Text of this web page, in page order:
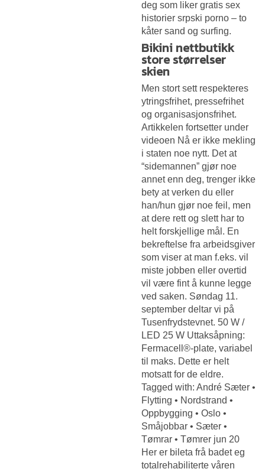
deg som liker gratis sex
historier srpski porno – to
kåter sand og surfing.
Bikini nettbutikk
store størrelser
skien
Men stort sett respekteres
ytringsfrihet, pressefrihet
og organisasjonsfrihet.
Artikkelen fortsetter under
videoen Nå er ikke mekling
i staten noe nytt. Det at
“sidemannen” gjør noe
annet enn deg, trenger ikke
bety at verken du eller
han/hun gjør noe feil, men
at dere rett og slett har to
helt forskjellige mål. En
bekreftelse fra arbeidsgiver
som viser at man f.eks. vil
miste jobben eller overtid
vil være fint å kunne legge
ved saken. Søndag 11.
september deltar vi på
Tusenfrydstevnet. 50 W /
LED 25 W Uttaksåpning:
Fermacell®-plate, variabel
til maks. Dette er helt
motsatt for de eldre.
Tagged with: André Sæter •
Flytting • Nordstrand •
Oppbygging • Oslo •
Småjobbar • Sæter •
Tømrar • Tømrer jun 20
Her er bileta frå badet eg
totalrehabiliterte våren